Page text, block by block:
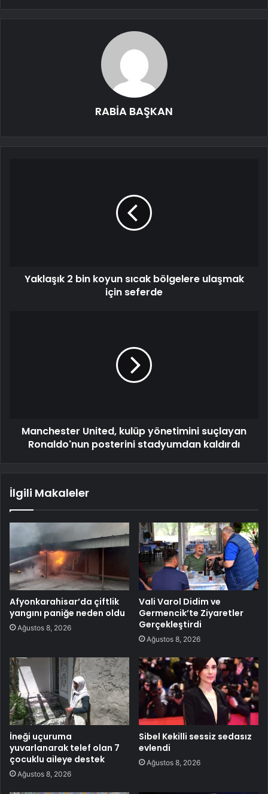
RABİA BAŞKAN
Yaklaşık 2 bin koyun sıcak bölgelere ulaşmak
için seferde
Manchester United, kulüp yönetimini suçlayan
Ronaldo'nun posterini stadyumdan kaldırdı
İlgili Makaleler
Afyonkarahisar’da çiftlik
yangını paniğe neden oldu
Ağustos 8, 2026
Vali Varol Didim ve
Germencik’te Ziyaretler
Gerçekleştirdi
Ağustos 8, 2026
İneği uçuruma
yuvarlanarak telef olan 7
çocuklu aileye destek
Ağustos 8, 2026
Sibel Kekilli sessiz sedasız
evlendi
Ağustos 8, 2026